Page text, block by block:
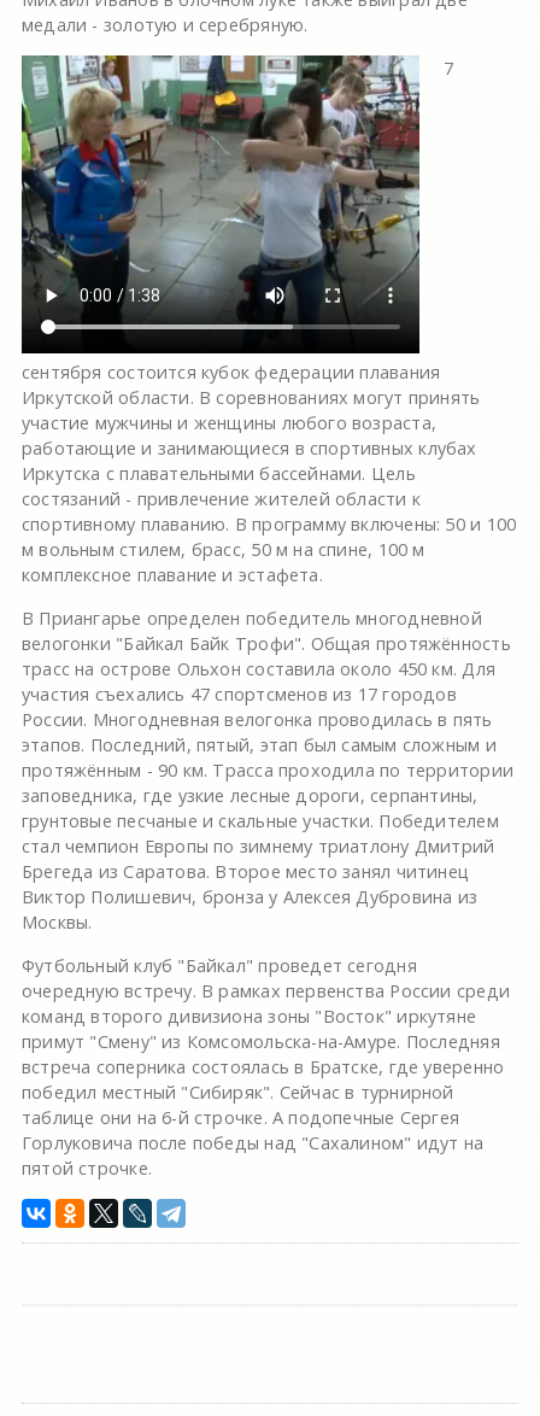
медали - золотую и серебряную.
7
сентября состоится кубок федерации плавания
Иркутской области. В соревнованиях могут принять
участие мужчины и женщины любого возраста,
работающие и занимающиеся в спортивных клубах
Иркутска с плавательными бассейнами. Цель
состязаний - привлечение жителей области к
спортивному плаванию. В программу включены: 50 и 100
м вольным стилем, брасс, 50 м на спине, 100 м
комплексное плавание и эстафета.
В Приангарье определен победитель многодневной
велогонки "Байкал Байк Трофи". Общая протяжённость
трасс на острове Ольхон составила около 450 км. Для
участия съехались 47 спортсменов из 17 городов
России. Многодневная велогонка проводилась в пять
этапов. Последний, пятый, этап был самым сложным и
протяжённым - 90 км. Трасса проходила по территории
заповедника, где узкие лесные дороги, серпантины,
грунтовые песчаные и скальные участки. Победителем
стал чемпион Европы по зимнему триатлону Дмитрий
Брегеда из Саратова. Второе место занял читинец
Виктор Полишевич, бронза у Алексея Дубровина из
Москвы.
Футбольный клуб "Байкал" проведет сегодня
очередную встречу. В рамках первенства России среди
команд второго дивизиона зоны "Восток" иркутяне
примут "Смену" из Комсомольска-на-Амуре. Последняя
встреча соперника состоялась в Братске, где уверенно
победил местный "Сибиряк". Сейчас в турнирной
таблице они на 6-й строчке. А подопечные Сергея
Горлуковича после победы над "Сахалином" идут на
пятой строчке.